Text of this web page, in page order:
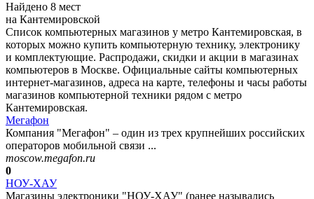
Найдено 8 мест
на Кантемировской
Список компьютерных магазинов у метро Кантемировская, в
которых можно купить компьютерную технику, электронику
и комплектующие. Распродажи, скидки и акции в магазинах
компьютеров в Москве. Официальные сайты компьютерных
интернет-магазинов, адреса на карте, телефоны и часы работы
магазинов компьютерной техники рядом с метро
Кантемировская.
Мегафон
Компания "Мегафон" – один из трех крупнейших российских
операторов мобильной связи ...
moscow.megafon.ru
0
НОУ-ХАУ
Магазины электроники "НОУ-ХАУ" (ранее назывались